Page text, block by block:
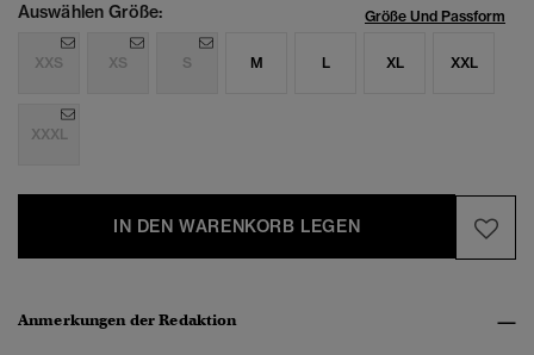
Auswählen Größe: Größe Und Passform
XXS XS S M L XL XXL
XXXL
IN DEN WARENKORB LEGEN
Anmerkungen der Redaktion